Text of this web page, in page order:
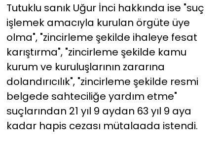
Tutuklu sanık Uğur İnci hakkında ise "suç
işlemek amacıyla kurulan örgüte üye
olma", "zincirleme şekilde ihaleye fesat
karıştırma", "zincirleme şekilde kamu
kurum ve kuruluşlarının zararına
dolandırıcılık", "zincirleme şekilde resmi
belgede sahteciliğe yardım etme"
suçlarından 21 yıl 9 aydan 63 yıl 9 aya
kadar hapis cezası mütalaada istendi.